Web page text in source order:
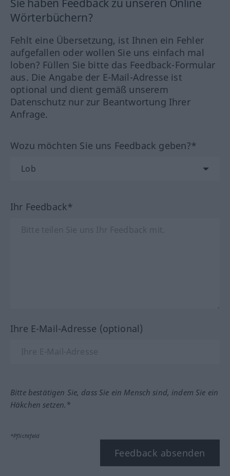
Sie haben Feedback zu unseren Online
Wörterbüchern?
Fehlt eine Übersetzung, ist Ihnen ein Fehler
aufgefallen oder wollen Sie uns einfach mal
loben? Füllen Sie bitte das Feedback-Formular
aus. Die Angabe der E-Mail-Adresse ist
optional und dient gemäß unserem
Datenschutz nur zur Beantwortung Ihrer
Anfrage.
Wozu möchten Sie uns Feedback geben?*
Ihr Feedback*
Ihre E-Mail-Adresse (optional)
Bitte bestätigen Sie, dass Sie ein Mensch sind, indem Sie ein
Häkchen setzen.*
*Pflichtfeld
Feedback absenden